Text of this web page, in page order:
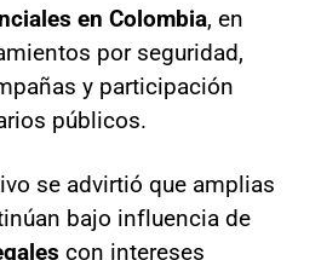
en Colombia, en
por seguridad,
y participación
públicos.
se advirtió que amplias
bajo influencia de
con intereses